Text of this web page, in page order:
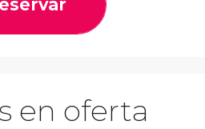
en oferta